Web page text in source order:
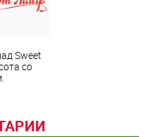
Sweet
со